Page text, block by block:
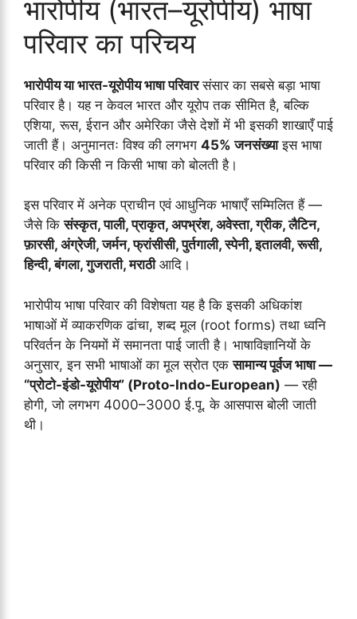
भारोपीय (भारत–यूरोपीय) भाषा
परिवार का परिचय
भारोपीय या भारत-यूरोपीय भाषा परिवारसंसार का सबसे बड़ा भाषा
परिवार है। यह न केवल भारत और यूरोप तक सीमित है, बल्कि
एशिया, रूस, ईरान और अमेरिका जैसे देशों में भी इसकी शाखाएँ पाई
जाती हैं। अनुमानतः विश्व की लगभग 45% जनसंख्याइस भाषा
परिवार की किसी न किसी भाषा को बोलती है।
इस परिवार में अनेक प्राचीन एवं आधुनिक भाषाएँ सम्मिलित हैं —
जैसे किसंस्कृत, पाली, प्राकृत, अपभ्रंश, अवेस्ता, ग्रीक, लैटिन,
फ़ारसी, अंग्रेजी, जर्मन, फ्रांसीसी, पुर्तगाली, स्पेनी, इतालवी, रूसी,
हिन्दी, बंगला, गुजराती, मराठीआदि।
भारोपीय भाषा परिवार की विशेषता यह है कि इसकी अधिकांश
भाषाओं में व्याकरणिक ढांचा, शब्द मूल (root forms) तथा ध्वनि
परिवर्तन के नियमों में समानता पाई जाती है। भाषाविज्ञानियों के
अनुसार, इन सभी भाषाओं का मूल स्रोत एकसामान्य पूर्वज भाषा —
“प्रोटो-इंडो-यूरोपीय” (Proto-Indo-European) — रही
होगी, जो लगभग 4000–3000 ई.पू. के आसपास बोली जाती
थी।